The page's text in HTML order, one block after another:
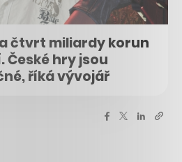
čtvrt miliardy korun
České hry jsou
říká vývojář